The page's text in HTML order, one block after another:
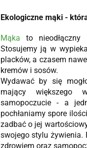
Ekologiczne mąki -
Mąka to nieodłączny
Stosujemy ją w
placków, a czasem
kremów i sosów.
Wydawać by się
mający większego
samopoczucie - a
pochłaniamy spore
zadbać o jej
swojego stylu żywienia.
zdrowiem oraz